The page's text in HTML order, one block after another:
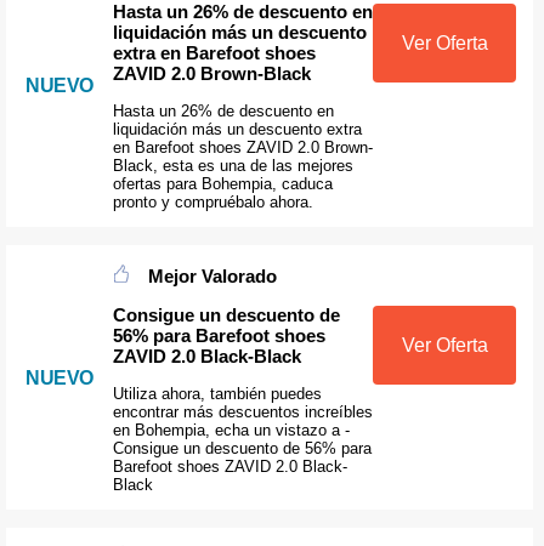
NUEVO
Hasta un 26% de descuento en
liquidación más un descuento
extra en Barefoot shoes
ZAVID 2.0 Brown-Black
Hasta un 26% de descuento en
liquidación más un descuento extra
en Barefoot shoes ZAVID 2.0 Brown-
Black, esta es una de las mejores
ofertas para Bohempia, caduca
pronto y compruébalo ahora.
Ver Oferta
NUEVO
Mejor Valorado
Consigue un descuento de
56% para Barefoot shoes
ZAVID 2.0 Black-Black
Utiliza ahora, también puedes
encontrar más descuentos increíbles
en Bohempia, echa un vistazo a -
Consigue un descuento de 56% para
Barefoot shoes ZAVID 2.0 Black-
Black
Ver Oferta